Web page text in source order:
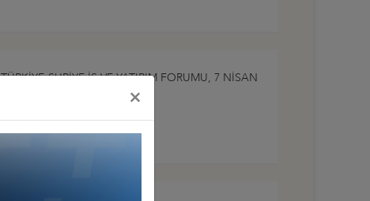
TÜRKİYE-SURİYE İŞ VE YATIRIM FORUMU, 7 NİSAN
Türkiye - Suriye İş Konseyi
×